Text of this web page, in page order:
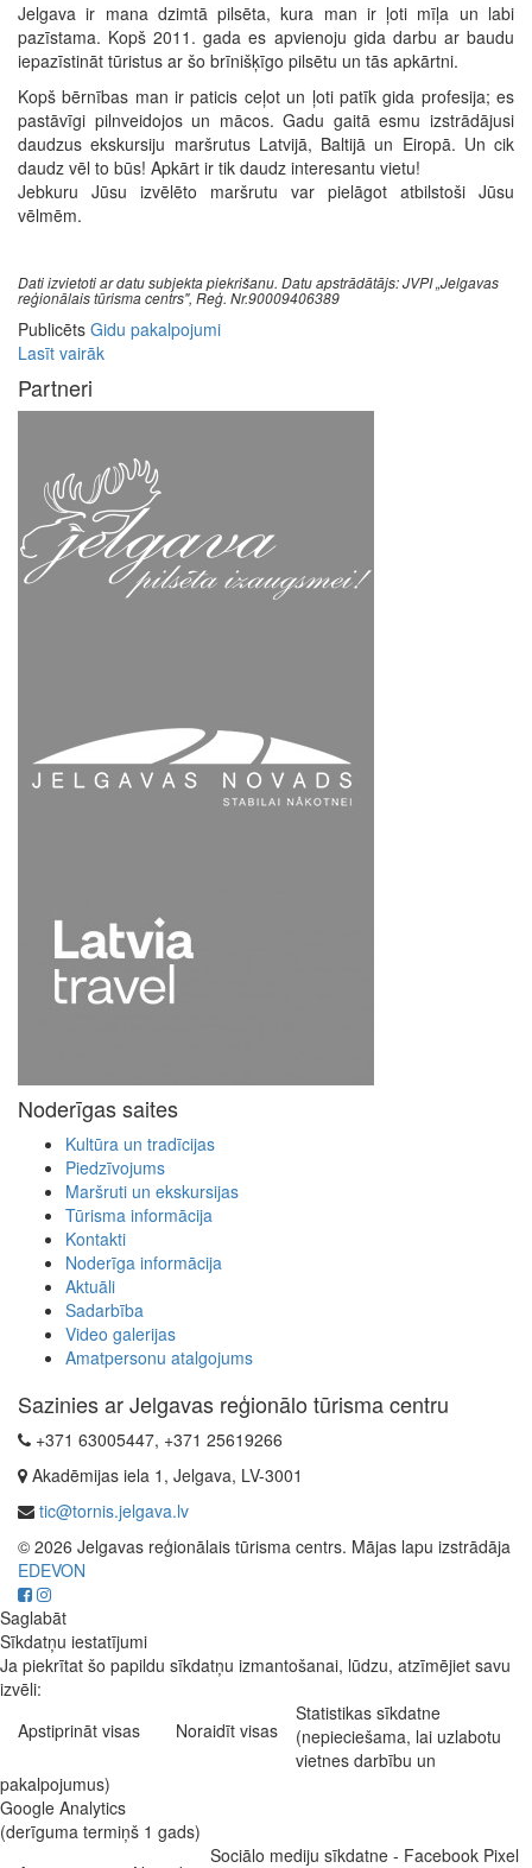
Jelgava ir mana dzimtā pilsēta, kura man ir ļoti mīļa un labi
pazīstama. Kopš 2011. gada es apvienoju gida darbu ar baudu
iepazīstināt tūristus ar šo brīnišķīgo pilsētu un tās apkārtni.
Kopš bērnības man ir paticis ceļot un ļoti patīk gida profesija; es
pastāvīgi pilnveidojos un mācos. Gadu gaitā esmu izstrādājusi
daudzus ekskursiju maršrutus Latvijā, Baltijā un Eiropā. Un cik
daudz vēl to būs! Apkārt ir tik daudz interesantu vietu!
Jebkuru Jūsu izvēlēto maršrutu var pielāgot atbilstoši Jūsu
vēlmēm.
Dati izvietoti ar datu subjekta piekrišanu. Datu apstrādātājs: JVPI „Jelgavas
reģionālais tūrisma centrs", Reģ. Nr.90009406389
Publicēts Gidu pakalpojumi
Lasīt vairāk
Partneri
Noderīgas saites
Kultūra un tradīcijas
Piedzīvojums
Maršruti un ekskursijas
Tūrisma informācija
Kontakti
Noderīga informācija
Aktuāli
Sadarbība
Video galerijas
Amatpersonu atalgojums
Sazinies ar Jelgavas reģionālo tūrisma centru
+371 63005447, +371 25619266
Akadēmijas iela 1, Jelgava, LV-3001
tic@tornis.jelgava.lv
© 2026 Jelgavas reģionālais tūrisma centrs. Mājas lapu izstrādāja
EDEVON
Saglabāt
Sīkdatņu iestatījumi
Ja piekrītat šo papildu sīkdatņu izmantošanai, lūdzu, atzīmējiet savu
izvēli:
Apstiprināt visas
Noraidīt visas
Statistikas sīkdatne
(nepieciešama, lai uzlabotu
vietnes darbību un
pakalpojumus)
Google Analytics
(derīguma termiņš 1 gads)
Sociālo mediju sīkdatne - Facebook Pixel